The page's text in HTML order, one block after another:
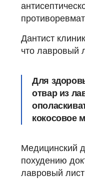
Дантист
что лавровый
Для
отвар из
кокосовое
Медицинский
похудению
лавровый